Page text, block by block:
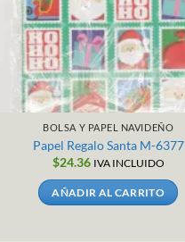
BOLSA Y PAPEL NAVIDEÑO
Papel Regalo Santa M-6377
$24.36 IVA INCLUIDO
AÑADIR AL CARRITO